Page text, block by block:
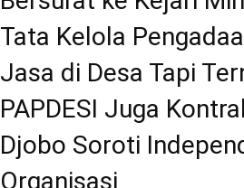
Tata Kelola
Jasa di Desa Tapi
PAPDESI Juga
Djobo Soroti
Organisasi